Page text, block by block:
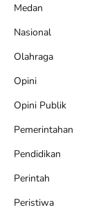
Medan
Nasional
Olahraga
Opini
Opini Publik
Pemerintahan
Pendidikan
Perintah
Peristiwa